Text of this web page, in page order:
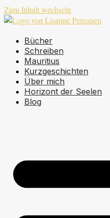
Zum Inhalt wechseln
Bücher
Schreiben
Mauritius
Kurzgeschichten
Über mich
Horizont der Seelen
Blog